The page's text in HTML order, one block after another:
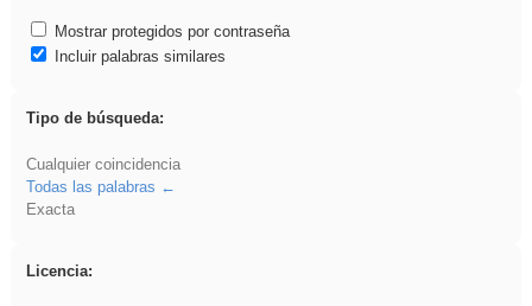
Mostrar protegidos por contraseña
Incluir palabras similares
Tipo de búsqueda:
Cualquier coincidencia
Todas las palabras
Exacta
Licencia: